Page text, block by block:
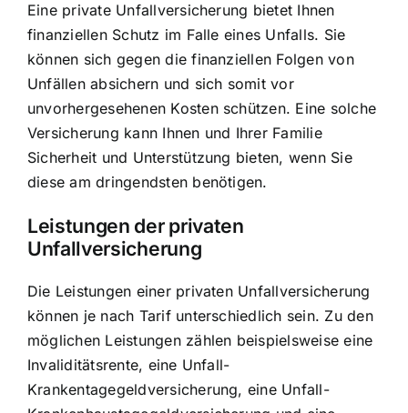
Eine private Unfallversicherung bietet Ihnen
finanziellen Schutz im Falle eines Unfalls. Sie
können sich gegen die finanziellen Folgen von
Unfällen absichern und sich somit vor
unvorhergesehenen Kosten schützen. Eine solche
Versicherung kann Ihnen und Ihrer Familie
Sicherheit und Unterstützung bieten, wenn Sie
diese am dringendsten benötigen.
Leistungen der privaten
Unfallversicherung
Die Leistungen einer privaten Unfallversicherung
können je nach Tarif unterschiedlich sein. Zu den
möglichen Leistungen zählen beispielsweise eine
Invaliditätsrente, eine Unfall-
Krankentagegeldversicherung, eine Unfall-